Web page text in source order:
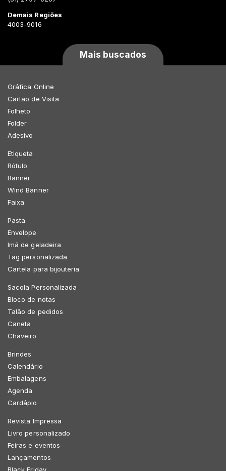
Demais Regiões
4003-9016
Mais buscados
Gráfica Online
Cartão de Visita
Folheto
Folder
Adesivo
Etiqueta
Rótulo
Banner
Wind Banner
Faixa
Pasta
Envelope
Imã de geladeira
Tag personalizada
Cartela para bijouteria
Sacola Personalizada
Bloco de notas
Talão de pedidos
Caneta
Chaveiro
Brindes
Calendário
Embalagens
Agenda
Cardápio
Revista Impressa
Livro personalizado
Feiras e eventos
Lançamentos
Black Friday